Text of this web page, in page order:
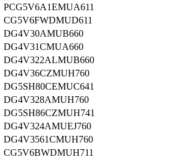
PCG5V6A1EMUA611
CG5V6FWDMUD611
DG4V30AMUB660
DG4V31CMUA660
DG4V322ALMUB660
DG4V36CZMUH760
DG5SH80CEMUC641
DG4V328AMUH760
DG5SH86CZMUH741
DG4V324AMUEJ760
DG4V3561CMUH760
CG5V6BWDMUH711